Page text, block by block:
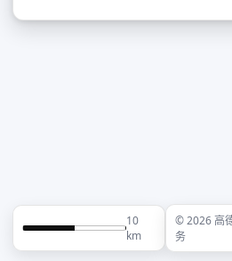
10
km
© 2026 高
务